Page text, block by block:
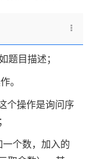
题目描述；
。
个操作是询问序
个数，加入的